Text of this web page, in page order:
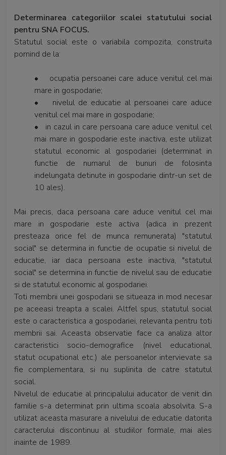
Determinarea categoriilor scalei statutului social
pentru SNA FOCUS.
Statutul social este o variabila compozita, construita
pornind de la:
• ocupatia persoanei care aduce venitul cel mai
mare in gospodarie;
• nivelul de educatie al persoanei care aduce
venitul cel mai mare in gospodarie;
• in cazul in care persoana care aduce venitul cel
mai mare in gospodarie este inactiva, este utilizat
statutul economic al gospodariei (determinat in
functie de numarul de bunuri de folosinta
indelungata detinute in gospodarie dintr-un set de
10 ales).
Mai precis, daca persoana care aduce venitul cel mai
mare in gospodarie este activa (adica in prezent
presteaza orice fel de munca remunerata) "statutul
social" se determina in functie de ocupatie si nivelul de
educatie, iar daca persoana este inactiva, "statutul
social" se determina in functie de nivelul sau de educatie
si de statutul economic al gospodariei.
Toti membrii unei gospodarii se situeaza in mod necesar
pe aceeasi treapta a scalei. Altfel spus, statutul social
este o caracteristica a gospodariei, relevanta pentru toti
membrii sai. Aceasta observatie face ca analiza altor
caracteristici socio-demografice (nivel educational,
statut ocupational etc.) ale persoanelor intervievate sa
fie complementara, si nu suplinita de catre statutul
social.
Nivelul de educatie al principalului aducator de venit din
familie s-a determinat prin ultima scoala absolvita. S-a
utilizat aceasta masurare a nivelului de educatie datorita
caracterului discontinuu al studiilor formale, mai ales
inainte de 1989.